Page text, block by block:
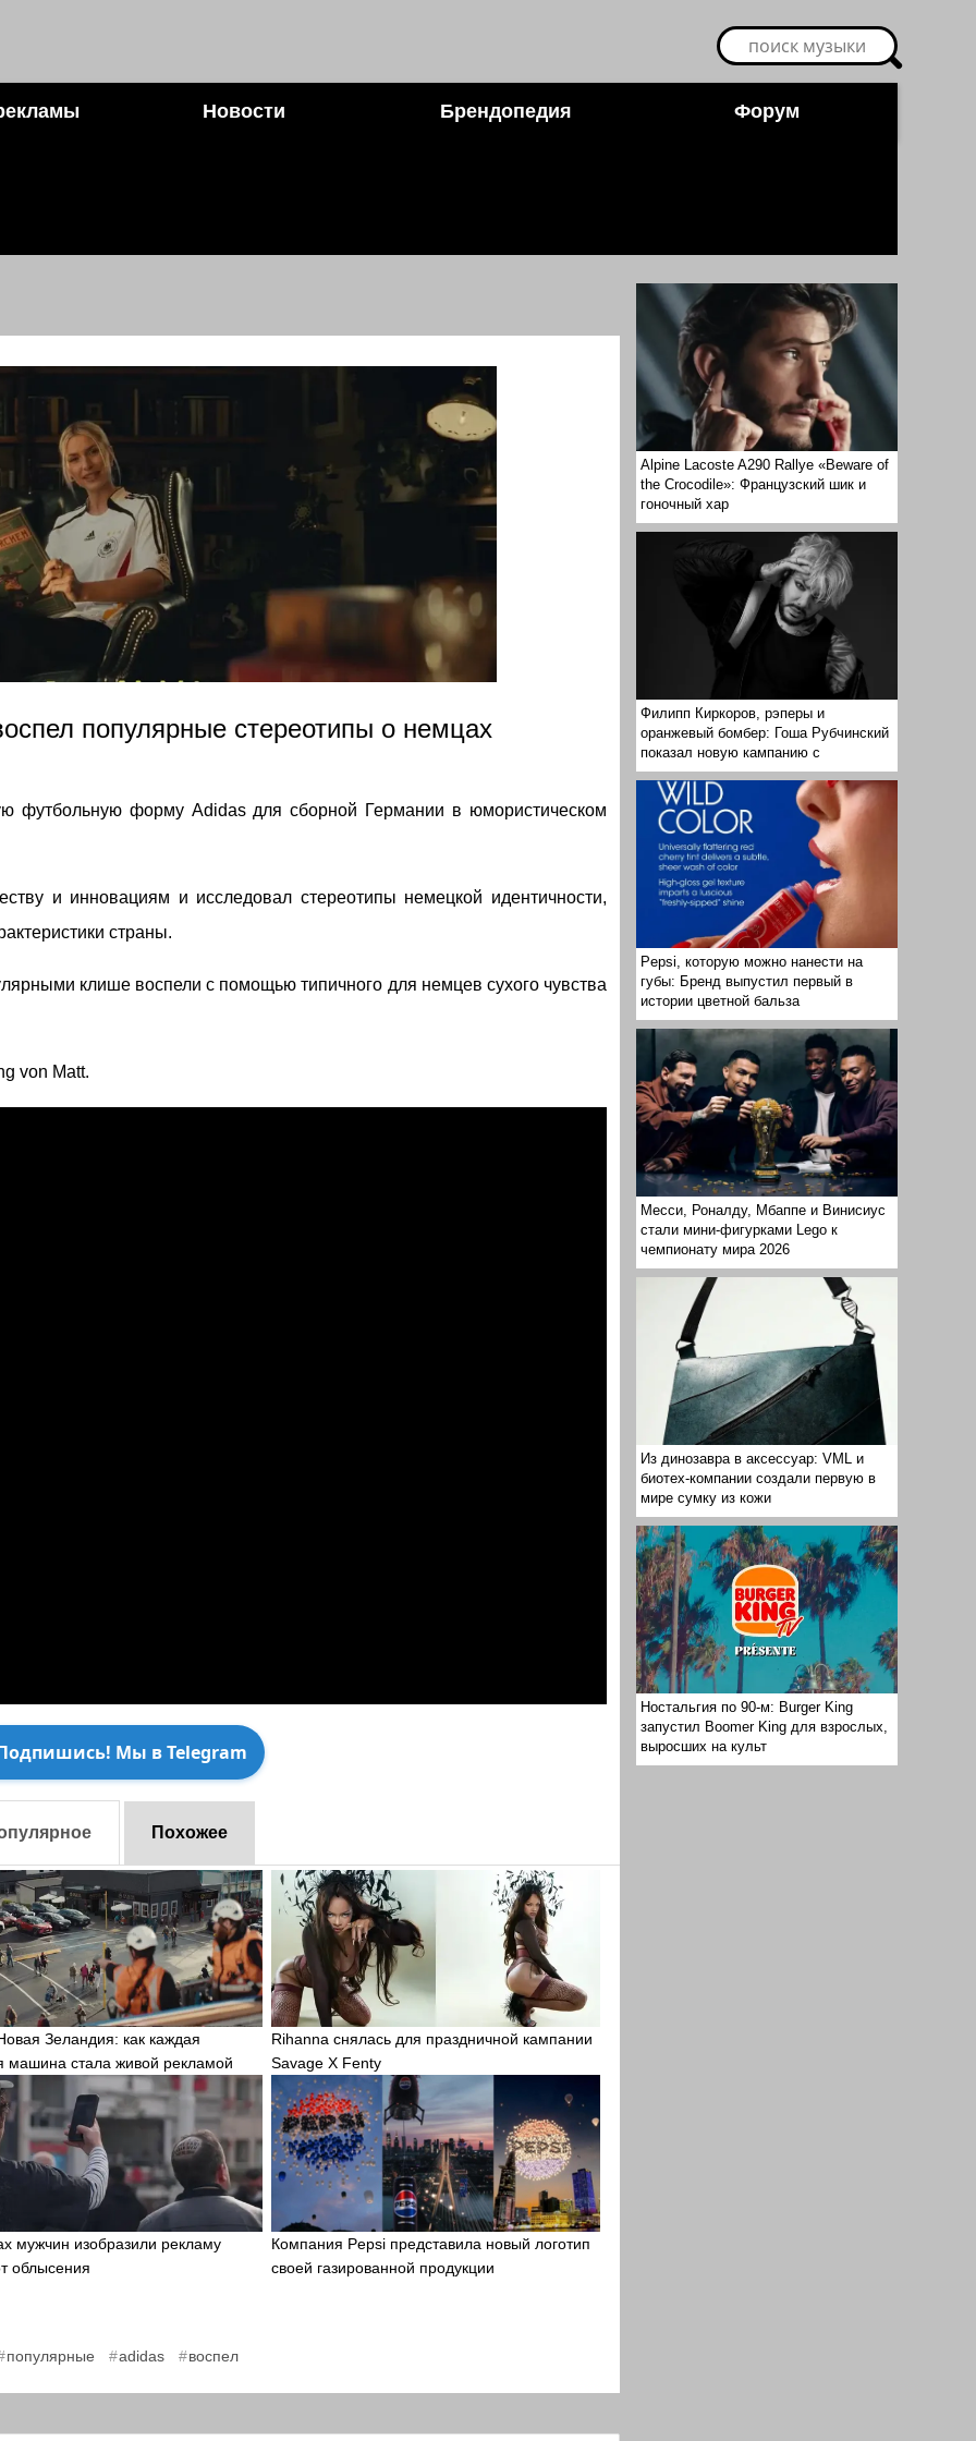
Новости Брендопедия Форум
Alpine Lacoste A290 Rallye «Beware of
the Crocodile»: Французский шик и
гоночный хар
Филипп Киркоров, рэперы и
оранжевый бомбер: Гоша Рубчинский
показал новую кампанию с
Pepsi, которую можно нанести на
губы: Бренд выпустил первый в
истории цветной бальза
Месси, Роналду, Мбаппе и Винисиус
стали мини-фигурками Lego к
чемпионату мира 2026
Из динозавра в аксессуар: VML и
биотех-компании создали первую в
мире сумку из кожи
Ностальгия по 90-м: Burger King
запустил Boomer King для взрослых,
выросших на культ
популярные стереотипы о немцах
футбольную форму Adidas для сборной Германии в юмористическом
и инновациям и исследовал стереотипы немецкой идентичности,
страны.
клише воспели с помощью типичного для немцев сухого чувства
von Matt.
Мы в Telegram
Похожее
Зеландия: как каждая
машина стала живой рекламой
Rihanna снялась для праздничной кампании
Savage X Fenty
мужчин изобразили рекламу
облысения
Компания Pepsi представила новый логотип
своей газированной продукции
популярные adidas воспел